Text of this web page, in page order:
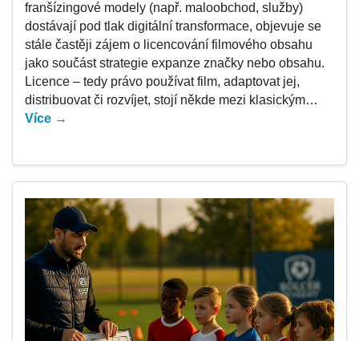
franšízingové modely (např. maloobchod, služby)
dostávají pod tlak digitální transformace, objevuje se
stále častěji zájem o licencování filmového obsahu
jako součást strategie expanze značky nebo obsahu.
Licence – tedy právo používat film, adaptovat jej,
distribuovat či rozvíjet, stojí někde mezi klasickým…
Více →